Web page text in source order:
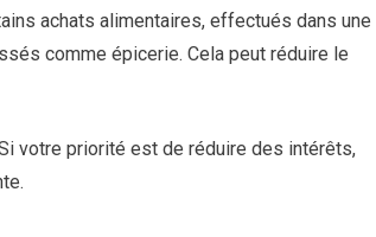
achats alimentaires, effectués dans une
comme épicerie. Cela peut réduire le
votre priorité est de réduire des intérêts,